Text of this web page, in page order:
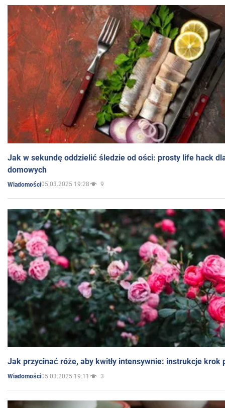
Jak w sekundę oddzielić śledzie od ości: prosty life hack
domowych
Wiadomości05.03.2025 19:28 9
Jak przycinać róże, aby kwitły intensywnie: instrukcje krok
Wiadomości05.03.2025 19:11 3